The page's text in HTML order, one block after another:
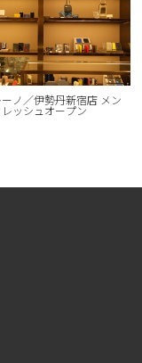
ノ／伊勢丹新宿店 メン
ッシュオープン